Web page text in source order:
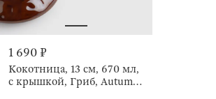
1 690 ₽
Кокотница, 13 см, 670 мл,
с крышкой, Гриб, Autumn